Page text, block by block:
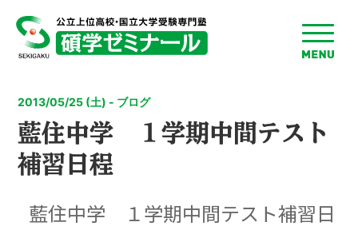
toggle
menu
2013/05/25 (土) - ブログ
藍住中学 １学期中間テスト
補習日程
藍住中学 １学期中間テスト補習日